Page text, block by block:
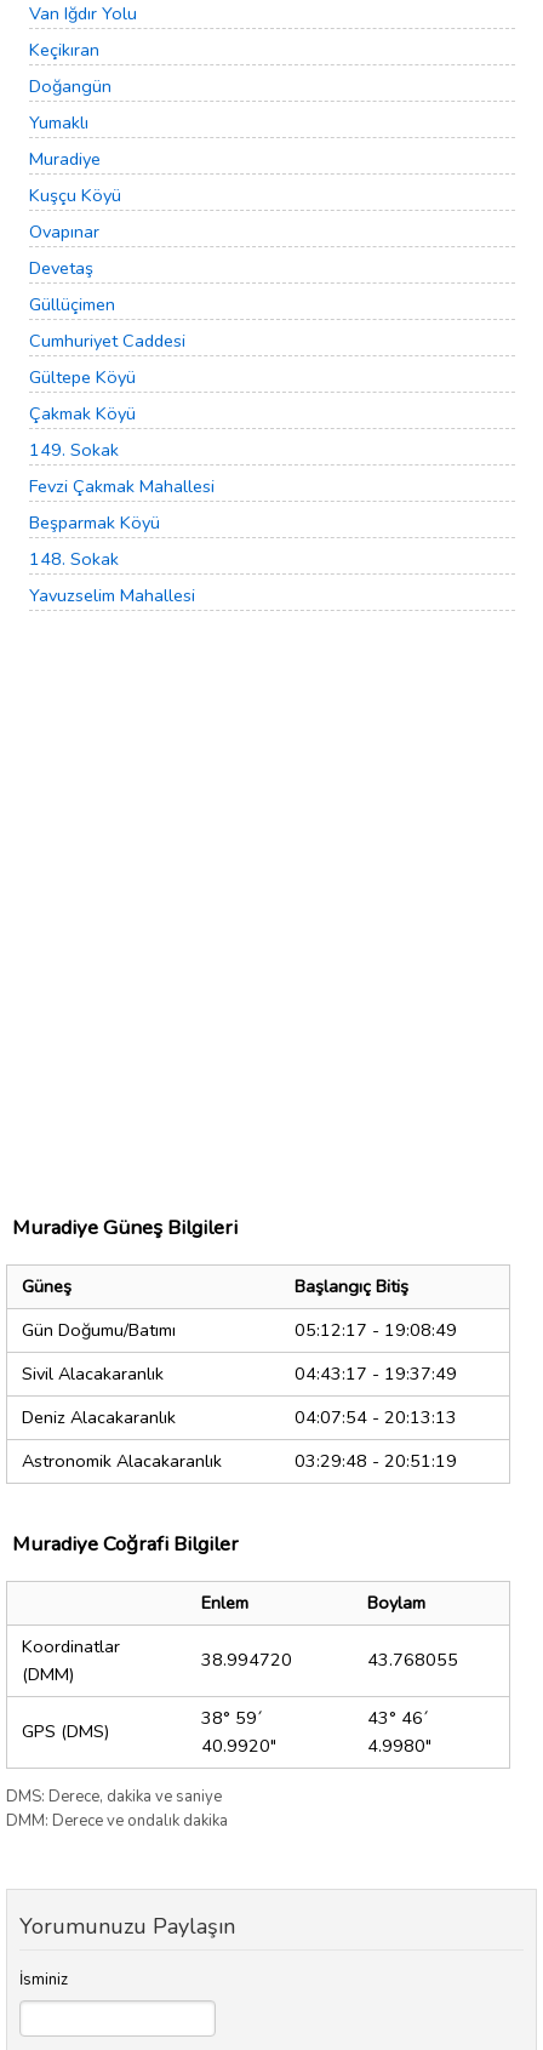
Van Iğdır Yolu
Keçikıran
Doğangün
Yumaklı
Muradiye
Kuşçu Köyü
Ovapınar
Devetaş
Güllüçimen
Cumhuriyet Caddesi
Gültepe Köyü
Çakmak Köyü
149. Sokak
Fevzi Çakmak Mahallesi
Beşparmak Köyü
148. Sokak
Yavuzselim Mahallesi
Muradiye Güneş Bilgileri
Güneş
Başlangıç Bitiş
Gün Doğumu/Batımı
05:12:17 - 19:08:49
Sivil Alacakaranlık
04:43:17 - 19:37:49
Deniz Alacakaranlık
04:07:54 - 20:13:13
Astronomik Alacakaranlık
03:29:48 - 20:51:19
Muradiye Coğrafi Bilgiler
Enlem
Boylam
Koordinatlar
(DMM)
38.994720 43.768055
GPS (DMS)
38° 59´
40.9920"
43° 46´
4.9980"
DMS: Derece, dakika ve saniye
DMM: Derece ve ondalık dakika
Yorumunuzu Paylaşın
İsminiz